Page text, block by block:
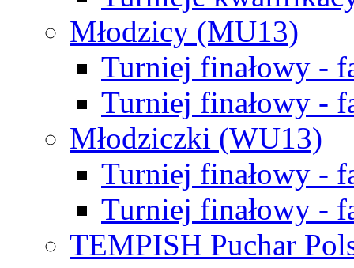
Młodzicy (MU13)
Turniej finałowy -
Turniej finałowy -
Młodziczki (WU13)
Turniej finałowy -
Turniej finałowy -
TEMPISH Puchar